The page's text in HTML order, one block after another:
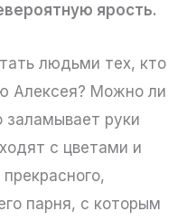
ярость.
людьми тех, кто
Алексея? Можно ли
заламывает руки
с цветами и
парня, с которым